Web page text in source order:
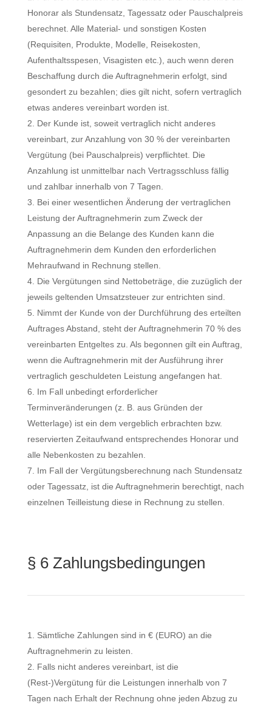
Honorar als Stundensatz, Tagessatz oder Pauschalpreis
berechnet. Alle Material- und sonstigen Kosten
(Requisiten, Produkte, Modelle, Reisekosten,
Aufenthaltsspesen, Visagisten etc.), auch wenn deren
Beschaffung durch die Auftragnehmerin erfolgt, sind
gesondert zu bezahlen; dies gilt nicht, sofern vertraglich
etwas anderes vereinbart worden ist.
Der Kunde ist, soweit vertraglich nicht anderes
vereinbart, zur Anzahlung von 30 % der vereinbarten
Vergütung (bei Pauschalpreis) verpflichtet. Die
Anzahlung ist unmittelbar nach Vertragsschluss fällig
und zahlbar innerhalb von 7 Tagen.
Bei einer wesentlichen Änderung der vertraglichen
Leistung der Auftragnehmerin zum Zweck der
Anpassung an die Belange des Kunden kann die
Auftragnehmerin dem Kunden den erforderlichen
Mehraufwand in Rechnung stellen.
Die Vergütungen sind Nettobeträge, die zuzüglich der
jeweils geltenden Umsatzsteuer zur entrichten sind.
Nimmt der Kunde von der Durchführung des erteilten
Auftrages Abstand, steht der Auftragnehmerin 70 % des
vereinbarten Entgeltes zu. Als begonnen gilt ein Auftrag,
wenn die Auftragnehmerin mit der Ausführung ihrer
vertraglich geschuldeten Leistung angefangen hat.
Im Fall unbedingt erforderlicher
Terminveränderungen (z. B. aus Gründen der
Wetterlage) ist ein dem vergeblich erbrachten bzw.
reservierten Zeitaufwand entsprechendes Honorar und
alle Nebenkosten zu bezahlen.
Im Fall der Vergütungsberechnung nach Stundensatz
oder Tagessatz, ist die Auftragnehmerin berechtigt, nach
einzelnen Teilleistung diese in Rechnung zu stellen.
§ 6 Zahlungsbedingungen
Sämtliche Zahlungen sind in € (EURO) an die
Auftragnehmerin zu leisten.
Falls nicht anderes vereinbart, ist die
(Rest-)Vergütung für die Leistungen innerhalb von 7
Tagen nach Erhalt der Rechnung ohne jeden Abzug zu